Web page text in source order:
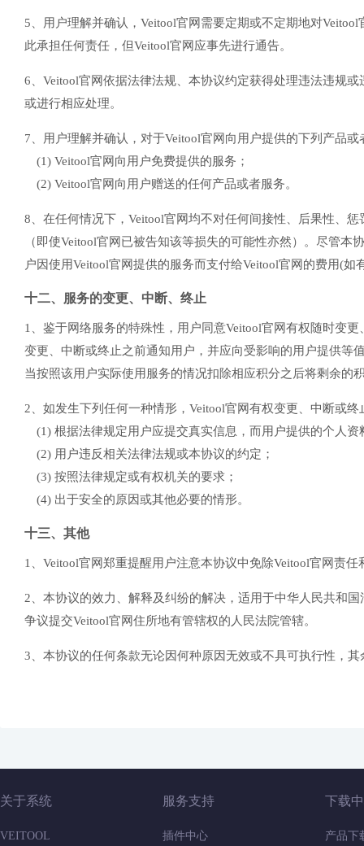
5、用户理解并确认，Veitool官网需要定期或不定期地对
此承担任何责任，但Veitool官网应事先进行通告。
6、Veitool官网依据法律法规、本协议约定获得处理违法违规
或进行相应处理。
7、用户理解并确认，对于Veitool官网向用户提供的下列产品
(1) Veitool官网向用户免费提供的服务；
(2) Veitool官网向用户赠送的任何产品或者服务。
8、在任何情况下，Veitool官网均不对任何间接性、后果性、
（即使Veitool官网已被告知该等损失的可能性亦然）。尽管
户因使用Veitool官网提供的服务而支付给Veitool官网的费用(如
十二、服务的变更、中断、终止
1、鉴于网络服务的特殊性，用户同意Veitool官网有权随时变
变更、中断或终止之前通知用户，并应向受影响的用户提供等
当按照该用户实际使用服务的情况扣除相应积分之后将剩余的
2、如发生下列任何一种情形，Veitool官网有权变更、中断或
(1) 根据法律规定用户应提交真实信息，而用户提供的个人
(2) 用户违反相关法律法规或本协议的约定；
(3) 按照法律规定或有权机关的要求；
(4) 出于安全的原因或其他必要的情形。
十三、其他
1、Veitool官网郑重提醒用户注意本协议中免除Veitool官网责
2、本协议的效力、解释及纠纷的解决，适用于中华人民共和
争议提交Veitool官网住所地有管辖权的人民法院管辖。
3、本协议的任何条款无论因何种原因无效或不具可执行性，
关于系统
VEITOOL
服务支持
插件中心
下载
产品下